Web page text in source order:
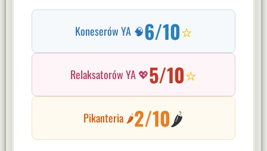
Koneserów YA 🧠6/10⭐
Relaksatorów YA 💖5/10⭐
Pikanteria 🌶️2/10🌶️